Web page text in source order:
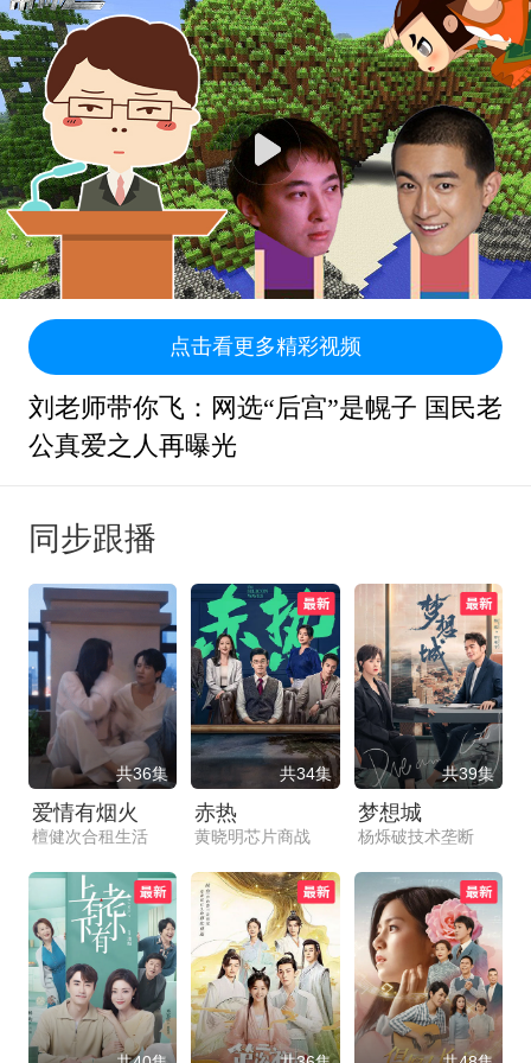
点击看更多精彩视频
刘老师带你飞：网选“后宫”是幌子 国民老
公真爱之人再曝光
同步跟播
共36集
爱情有烟火
檀健次合租生活
共34集
赤热
黄晓明芯片商战
共39集
梦想城
杨烁破技术垄断